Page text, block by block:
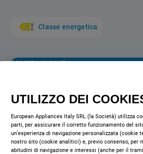
Classe energetica
COMPRA ONLINE
UTILIZZO DEI
European Appliances Italy SRL (la Società) utilizza
parti, per assicurare il corretto funzionamento del
un’esperienza di navigazione personalizzata
nostro sito (cookie analitici) e, previo consenso,
abitudini di navigazione e interessi (anche per il